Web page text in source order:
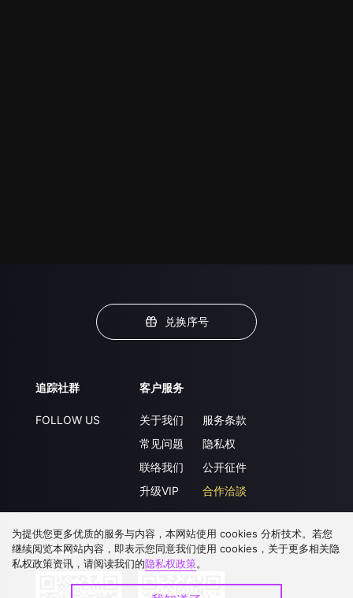
兑换序号
追踪社群
FOLLOW US
客户服务
关于我们
常见问题
联络我们
升级VIP
服务条款
隐私权
公开征件
合作洽談
下载 APP
为提供您更多优质的服务与内容，本网站使用 cookies 分析技术。若您
继续阅览本网站内容，即表示您同意我们使用 cookies，关于更多相关隐
私权政策资讯，请阅读我们的隐私权政策。